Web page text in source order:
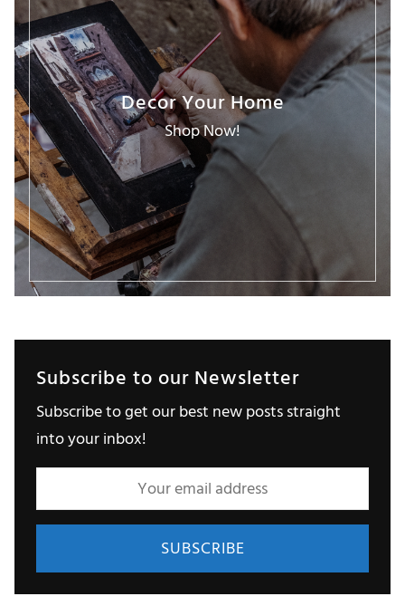
Decor Your Home
Shop Now!
Subscribe to our Newsletter
Subscribe to get our best new posts straight
into your inbox!